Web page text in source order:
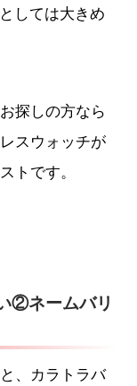
しては大きめ
探しの方なら
スウォッチが
トです。
②ネームバリ
、カラトラバ